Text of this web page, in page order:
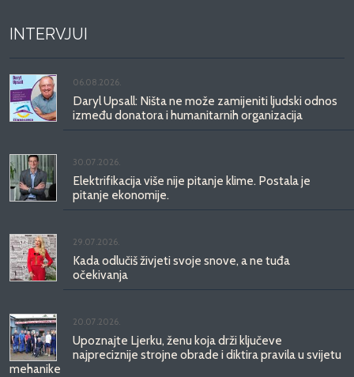
INTERVJUI
06.08.2026.
Daryl Upsall: Ništa ne može zamijeniti ljudski odnos
između donatora i humanitarnih organizacija
30.07.2026.
Elektrifikacija više nije pitanje klime. Postala je
pitanje ekonomije.
29.07.2026.
Kada odlučiš živjeti svoje snove, a ne tuđa
očekivanja
20.07.2026.
Upoznajte Ljerku, ženu koja drži ključeve
najpreciznije strojne obrade i diktira pravila u svijetu
mehanike